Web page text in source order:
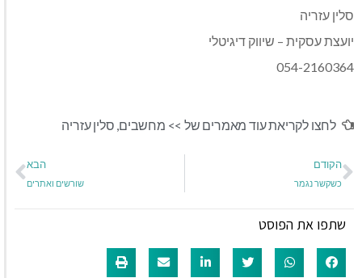
סלין עזריה
יועצת עסקית – שיווק דיגיטלי
054-2160364
לחצו לקריאת עוד מאמרים של >> מחשבים, סלין עזריה
הקודם
כשקשר נגמר
הבא
שורשים ואתרים
שתפו את הפוסט